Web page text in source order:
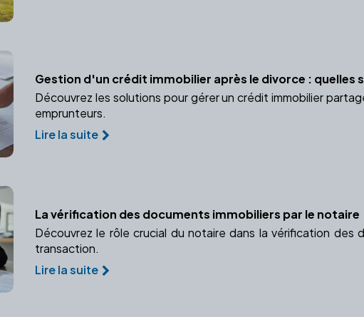
Gestion d'un crédit immobilier après le divorce : quelles
Découvrez les solutions pour gérer un crédit immobilier
emprunteurs.
Lire la suite
La vérification des documents immobiliers par le notaire
Découvrez le rôle crucial du notaire dans la vérification
transaction.
Lire la suite